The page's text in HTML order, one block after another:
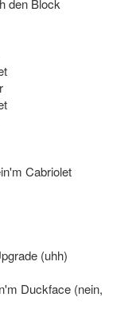
den Block
Cabriolet
(uhh)
Duckface (nein,